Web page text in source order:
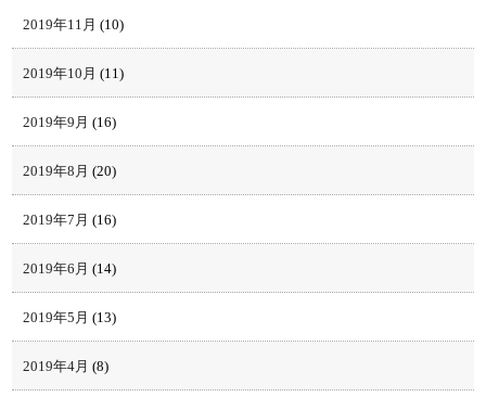
2019年11月 (10)
2019年10月 (11)
2019年9月 (16)
2019年8月 (20)
2019年7月 (16)
2019年6月 (14)
2019年5月 (13)
2019年4月 (8)